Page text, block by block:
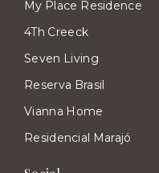
My Place Residence
4Th Creeck
Seven Living
Reserva Brasil
Vianna Home
Residencial Marajó